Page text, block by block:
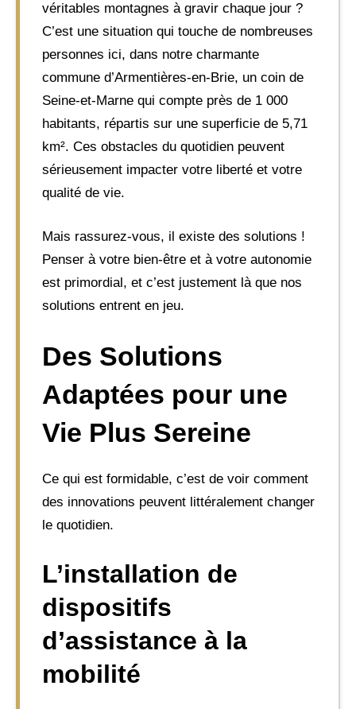
véritables montagnes à gravir chaque jour ?
C’est une situation qui touche de nombreuses
personnes ici, dans notre charmante
commune d’Armentières-en-Brie, un coin de
Seine-et-Marne qui compte près de 1 000
habitants, répartis sur une superficie de 5,71
km². Ces obstacles du quotidien peuvent
sérieusement impacter votre liberté et votre
qualité de vie.
Mais rassurez-vous, il existe des solutions !
Penser à votre bien-être et à votre autonomie
est primordial, et c’est justement là que nos
solutions entrent en jeu.
Des Solutions
Adaptées pour une
Vie Plus Sereine
Ce qui est formidable, c’est de voir comment
des innovations peuvent littéralement changer
le quotidien.
L’installation de
dispositifs
d’assistance à la
mobilité